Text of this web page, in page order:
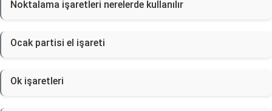
Noktalama işaretleri nerelerde kullanılır
Ocak partisi el işareti
Ok işaretleri